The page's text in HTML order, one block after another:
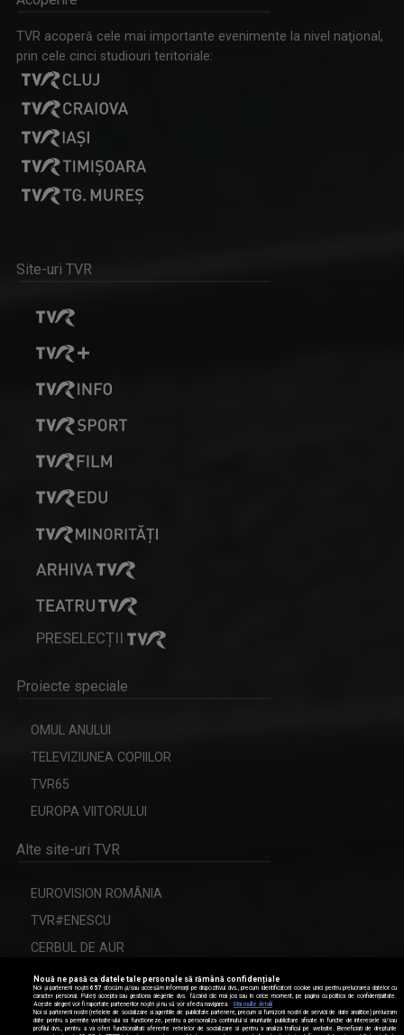
TVR acoperă cele mai importante evenimente la nivel naţional,
prin cele cinci studiouri teritoriale:
Site-uri TVR
PRESELECȚII
Proiecte speciale
OMUL ANULUI
TELEVIZIUNEA COPIILOR
TVR65
EUROPA VIITORULUI
Alte site-uri TVR
EUROVISION ROMÂNIA
TVR#ENESCU
CERBUL DE AUR
Modifică setările de confidențialitate
Nouă ne pasă ca datele tale personale să rămână confidențiale
Noi și partenerii noștri657 stocăm și/sau accesăm informații pe dispozitivul dvs., precum identificatorii cookie unici pentru prelucrarea datelor cu
caracter personal. Puteți accepta sau gestiona alegerile dvs. făcând clic mai jos sau în orice moment, pe pagina cu politica de confidențialitate.
Aceste alegeri vor fi raportate partenerilor noștri și nu vă vor afecta navigarea.
Mai multe detalii
Noi si partenerii nostri (retelele de socializare si agentiile de publicitate partenere, precum si furnizorii nostri de servicii de date analitice) prelucram
date pentru a permite website-ului sa functioneze, pentru a personaliza continutul si anunturile publicitare afisate in functie de interesele si/sau
profilul dvs., pentru a va oferi functionalitati aferente retelelor de socializare si pentru a analiza traficul pe website. Beneficiati de drepturile